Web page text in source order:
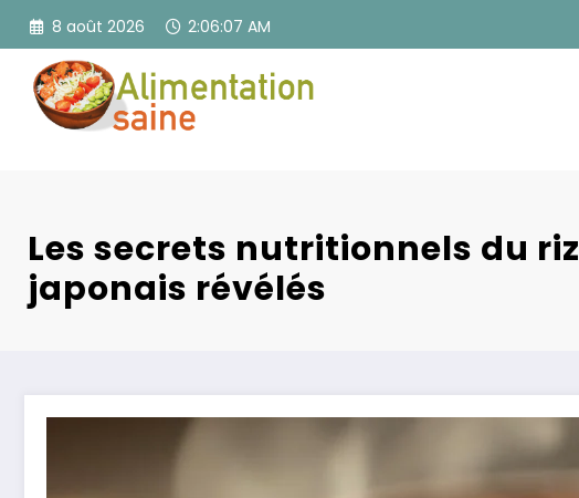
Aller
contenu
8 août 2026 2:06:08 AM
Les secrets nutritionnels du riz
japonais révélés